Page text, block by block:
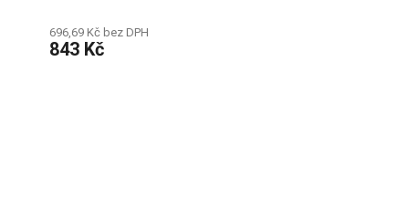
696,69 Kč bez DPH
843 Kč